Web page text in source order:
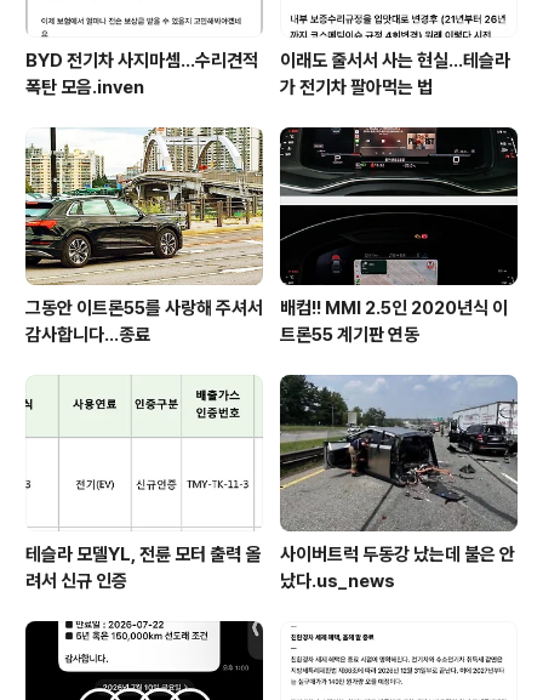
BYD 전기차 사지마셈...수리견적
폭탄 모음.inven
이래도 줄서서 사는 현실…테슬라
가 전기차 팔아먹는 법
그동안 이트론55를 사랑해 주셔서
감사합니다...종료
배컴!! MMI 2.5인 2020년식 이
트론55 계기판 연동
테슬라 모델YL, 전륜 모터 출력 올
려서 신규 인증
사이버트럭 두동강 났는데 불은 안
났다.us_news